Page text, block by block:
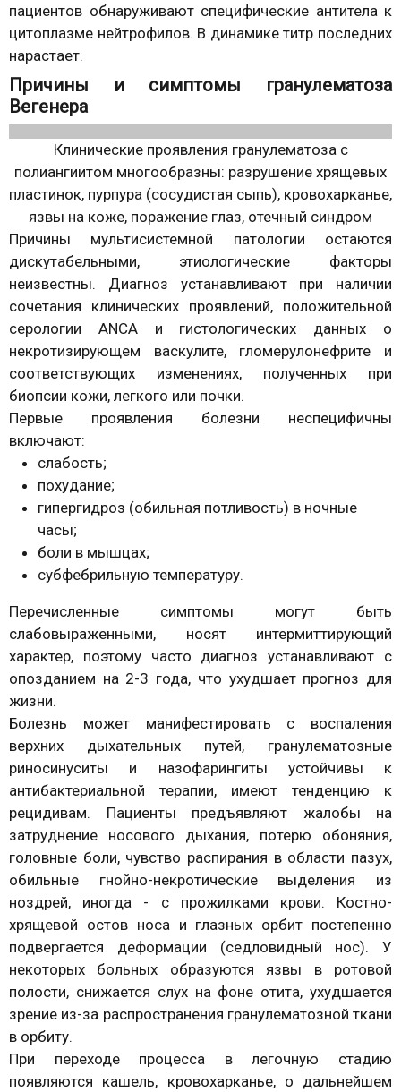
пациентов обнаруживают специфические антитела к
цитоплазме нейтрофилов. В динамике титр последних
нарастает.
Причины и симптомы гранулематоза
Вегенера
Клинические проявления гранулематоза с
полиангиитом многообразны: разрушение хрящевых
пластинок, пурпура (сосудистая сыпь), кровохарканье,
язвы на коже, поражение глаз, отечный синдром
Причины мультисистемной патологии остаются
дискутабельными, этиологические факторы
неизвестны. Диагноз устанавливают при наличии
сочетания клинических проявлений, положительной
серологии ANCA и гистологических данных о
некротизирующем васкулите, гломерулонефрите и
соответствующих изменениях, полученных при
биопсии кожи, легкого или почки.
Первые проявления болезни неспецифичны
включают:
слабость;
похудание;
гипергидроз (обильная потливость) в ночные
часы;
боли в мышцах;
субфебрильную температуру.
Перечисленные симптомы могут быть
слабовыраженными, носят интермиттирующий
характер, поэтому часто диагноз устанавливают с
опозданием на 2-3 года, что ухудшает прогноз для
жизни.
Болезнь может манифестировать с воспаления
верхних дыхательных путей, гранулематозные
риносинуситы и назофарингиты устойчивы к
антибактериальной терапии, имеют тенденцию к
рецидивам. Пациенты предъявляют жалобы на
затруднение носового дыхания, потерю обоняния,
головные боли, чувство распирания в области пазух,
обильные гнойно-некротические выделения из
ноздрей, иногда - с прожилками крови. Костно-
хрящевой остов носа и глазных орбит постепенно
подвергается деформации (седловидный нос). У
некоторых больных образуются язвы в ротовой
полости, снижается слух на фоне отита, ухудшается
зрение из-за распространения гранулематозной ткани
в орбиту.
При переходе процесса в легочную стадию
появляются кашель, кровохарканье, о дальнейшем